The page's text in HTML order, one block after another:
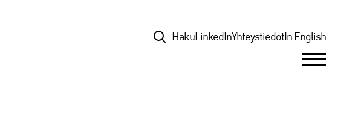
TopHaku LinkedInYhteystiedot In English